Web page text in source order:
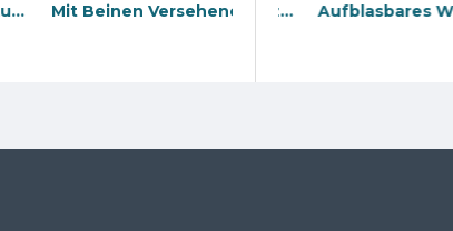
Mit Beinen Versehenes Spinnenzelt Aufblasbares